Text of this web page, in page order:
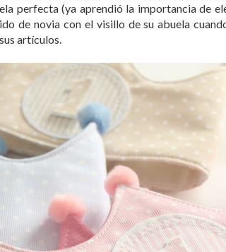
perfecta (ya aprendió la importancia de
de novia con el visillo de su abuela
artículos.